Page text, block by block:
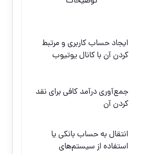
ایجاد حساب کاربری و مرتبط
کردن آن با کانال یوتیوب
جمع‌آوری درآمد کافی برای نقد
کردن آن
انتقال به حساب بانکی یا
استفاده از سیستم‌های